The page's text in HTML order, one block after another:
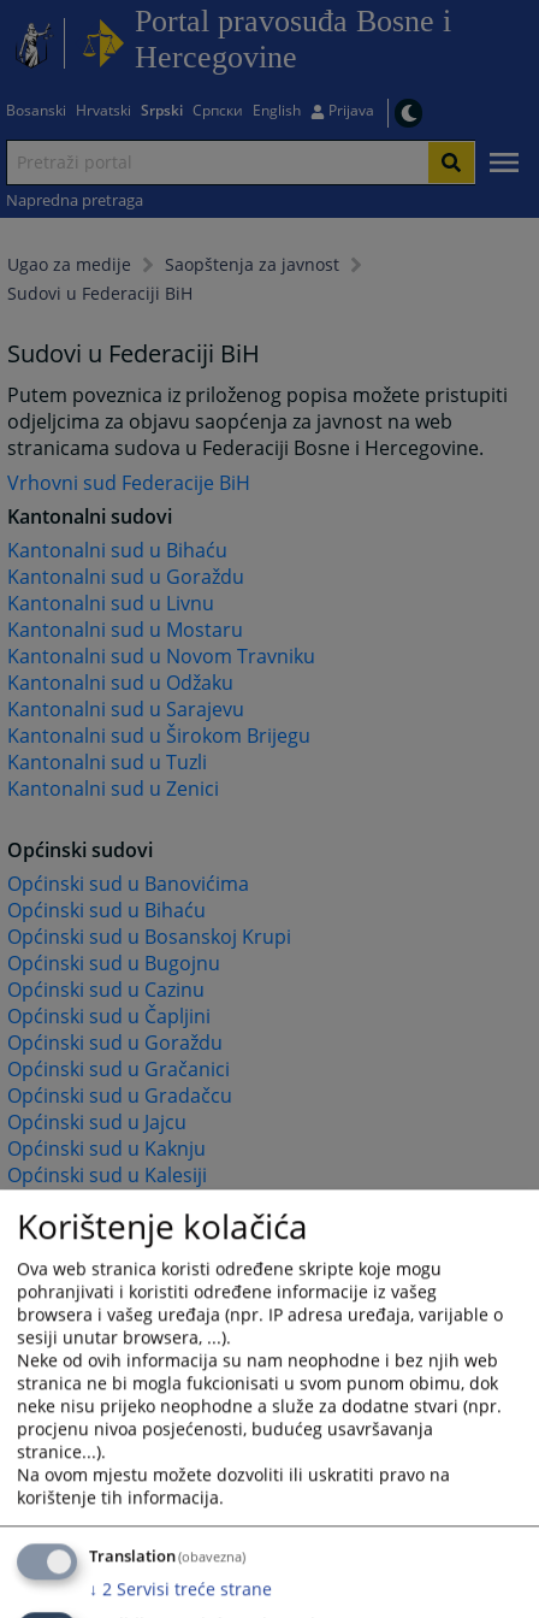
Portal pravosuđa Bosne i
Hercegovine
Bosanski Hrvatski Srpski Српски English Prijava
Napredna pretraga
Ugao za medije
Saopštenja za javnost
Sudovi u Federaciji BiH
Sudovi u Federaciji BiH
Putem poveznica iz priloženog popisa možete pristupiti
odjeljcima za objavu saopćenja za javnost na web
stranicama sudova u Federaciji Bosne i Hercegovine.
Vrhovni sud Federacije BiH
Kantonalni sudovi
Kantonalni sud u Bihaću
Kantonalni sud u Goraždu
Kantonalni sud u Livnu
Kantonalni sud u Mostaru
Kantonalni sud u Novom Travniku
Kantonalni sud u Odžaku
Kantonalni sud u Sarajevu
Kantonalni sud u Širokom Brijegu
Kantonalni sud u Tuzli
Kantonalni sud u Zenici
Općinski sudovi
Općinski sud u Banovićima
Općinski sud u Bihaću
Općinski sud u Bosanskoj Krupi
Općinski sud u Bugojnu
Općinski sud u Cazinu
Općinski sud u Čapljini
Općinski sud u Goraždu
Općinski sud u Gračanici
Općinski sud u Gradačcu
Općinski sud u Jajcu
Općinski sud u Kaknju
Općinski sud u Kalesiji
Općinski sud u Konjicu
Općinski sud u Livnu
Općinski sud u Lukavcu
Općinski sud u Ljubuškom
Općinski sud u Mostaru
Općinski sud u Orašju
Općinski sud u Sanskom Mostu
Općinski sud u Širokom Brijegu
Općinski sud u Tešnju
Općinski sud u Travniku
Općinski sud u Tuzli
Općinski sud u Velikoj Kladuši
Općinski sud u Visokom
Općinski sud u Zavidovićima
Općinski sud u Zenici
Korištenje kolačića
Ova web stranica koristi određene skripte koje mogu
pohranjivati i koristiti određene informacije iz vašeg
browsera i vašeg uređaja (npr. IP adresa uređaja, varijable o
sesiji unutar browsera, ...).
Neke od ovih informacija su nam neophodne i bez njih web
stranica ne bi mogla fukcionisati u svom punom obimu, dok
neke nisu prijeko neophodne a služe za dodatne stvari (npr.
procjenu nivoa posjećenosti, budućeg usavršavanja
stranice...).
Na ovom mjestu možete dozvoliti ili uskratiti pravo na
korištenje tih informacija.
Translation(obavezna)
↓ 2 Servisi treće strane